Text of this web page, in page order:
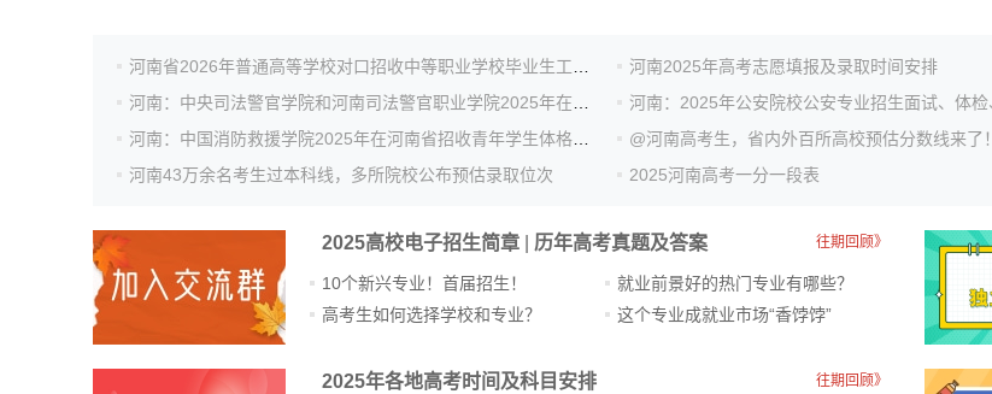
河南2025年高考志愿填报及录取时间安排
@河南高考生，省内外百所高校预估分数线来了！
河南43万余名考生过本科线，多所院校公布预估录取位次
2025河南高考一分一段表
2025高校电子招生简章 历年高考真题及答案 往期回顾》
10个新兴专业！首届招生！
高考生如何选择学校和专业？
就业前景好的热门专业有哪些？
这个专业成就业市场“香饽饽”​
2025年各地高考时间及科目安排 往期回顾》